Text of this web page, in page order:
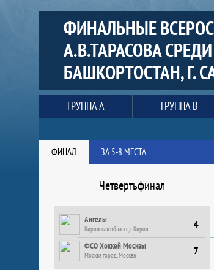
ФИНАЛЬНЫЕ
А.В.ТАРАСОВА
БАШКОРТОСТАН, Г.
Плей-оффГРУППА A ГРУППА B
ФИНАЛ ЗА 5-8 МЕСТА
Четвертьфинал
Ангелы
Кировская область, г. Киров 4
ФСО Хоккей Москвы
Москва город, Москва 7